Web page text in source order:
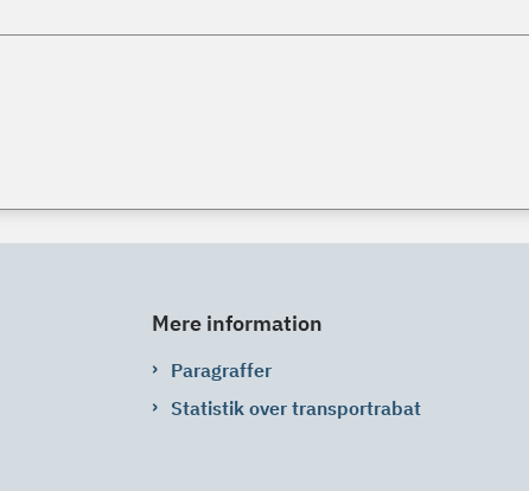
Mere information
Paragraffer
Statistik over transportrabat